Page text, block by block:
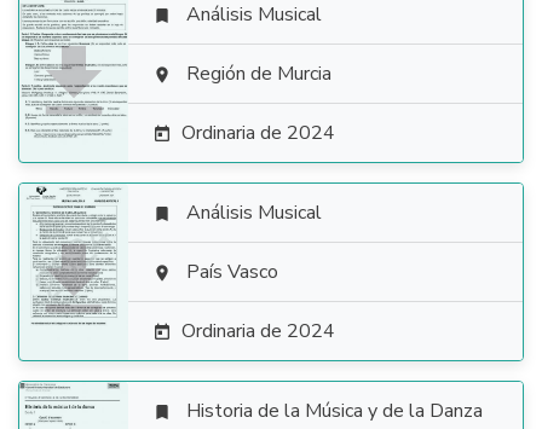

 Análisis Musical
 Región de Murcia
 Ordinaria de 2024

 Análisis Musical
 País Vasco
 Ordinaria de 2024
 Historia de la Música y de la Danza